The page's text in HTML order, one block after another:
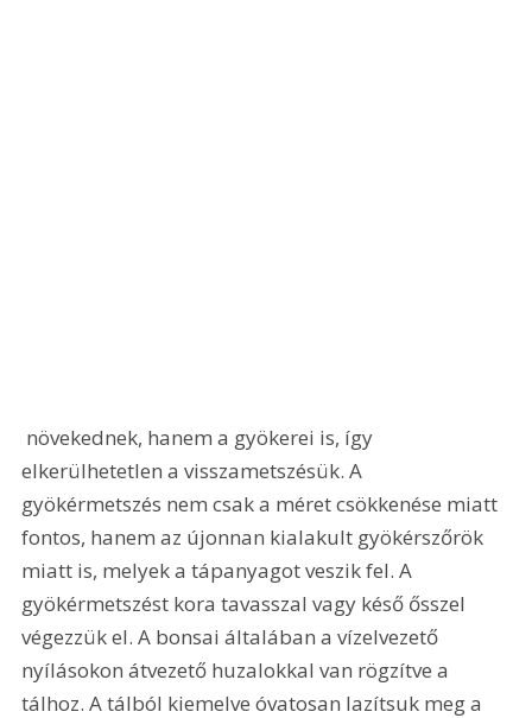
elkerülhetetlen a visszametszésük. A
gyökérmetszés nem csak a méret csökkenése miatt
fontos, hanem az újonnan kialakult gyökérszőrök
miatt is, melyek a tápanyagot veszik fel. A
gyökérmetszést kora tavasszal vagy késő ősszel
végezzük el. A bonsai általában a vízelvezető
nyílásokon átvezető huzalokkal van rögzítve a
tálhoz. A tálból kiemelve óvatosan lazítsuk meg a